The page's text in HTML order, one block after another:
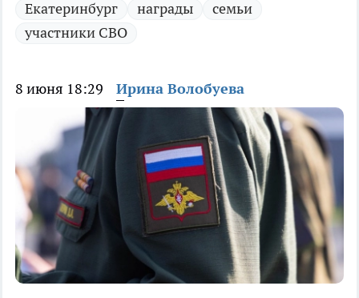
Екатеринбург награды
семьи
участники СВО
8 июня 18:29 Ирина Волобуева